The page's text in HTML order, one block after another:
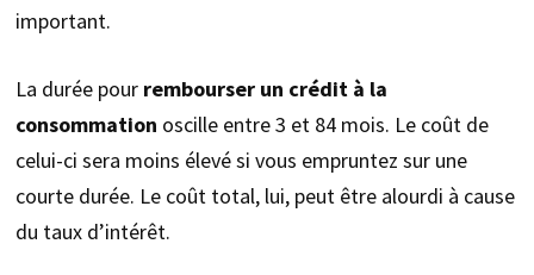
important.
La durée pour rembourser un crédit à la
consommation oscille entre 3 et 84 mois. Le coût de
celui-ci sera moins élevé si vous empruntez sur une
courte durée. Le coût total, lui, peut être alourdi à cause
du taux d’intérêt.